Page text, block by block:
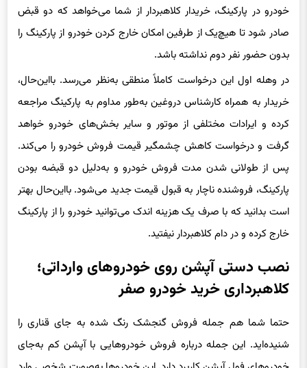
خودرو در پارکینگ، خریدار کلاهبردار از شما می‌خواهد که دو قبض
صادر شود تا هیچ‌یک از طرفین امکان خارج کردن خودرو از پارکینگ را
بدون حضور نفر دوم نداشته باشد.
در وهله اول این درخواست کاملاً منطقی به‌نظر می‌رسد. با‌این‌حال،
خریدار به همراه کارشناس دروغین به‌طور مداوم به پارکینگ مراجعه
کرده و ایرادات مختلفی از موتور و سایر بخش‌های خودرو خواهد
گرفت و درخواست کاهش چشمگیر قیمت فروش خودرو را می‌‌کند.
پس از طولانی شدن مدت فروش خودرو و به‌دلیل دو قبضه بودن
پارکینگ، فروشنده ناچار به قبول قیمت جدید می‌شود. با‌این‌حال بهتر
است بدانید که با صرف یک هزینه اندک می‌توانید خودرو را از پارکینگ
خارج کرده و در دام کلاهبردار نیفتید.
نصب دستی آپشن روی خودروهای وارداتی؛
کلاهبرداری خرید خودرو صفر
حتما شما هم جمله فروش گنجشک رنگ شده به جای قناری را
شنیده‌اید. این جمله درباره فروش خودروهایی با آپشن کم به‌جای